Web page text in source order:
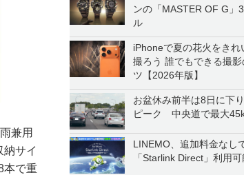
ンの「MASTER OF G」
ル
iPhoneで夏の花火をきれ
撮ろう 誰でもできる撮影
ツ【2026年版】
お盆休み前半は8日に下
ピーク 中央道で最大
LINEMO、追加料金なし
「Starlink Direct」利用可
兼用
サイ
本で重